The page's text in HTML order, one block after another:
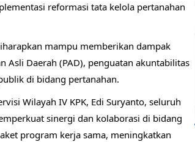
reformasi tata kelola pertanahan
mampu memberikan dampak
Asli Daerah (PAD), penguatan akuntabilitas
di bidang pertanahan.
Wilayah IV KPK, Edi Suryanto, seluruh
sinergi dan kolaborasi di bidang
program kerja sama, meningkatkan